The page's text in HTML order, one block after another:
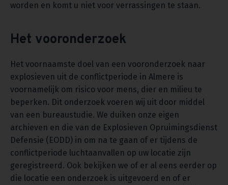
worden en komt u niet voor verrassingen te staan.
Het vooronderzoek
Het voornaamste doel van een vooronderzoek naar
explosieven uit de conflictperiode in Almere is
voornamelijk om risico voor mens, dier en milieu te
beperken. Dit onderzoek voeren wij uit door middel
van een bureaustudie. We duiken onze eigen
archieven en die van de Explosieven Opruimingsdienst
Defensie (EODD) in om na te gaan of er tijdens de
conflictperiode luchtaanvallen op uw locatie zijn
geregistreerd. Ook bekijken we of er al eens eerder op
die locatie een onderzoek is uitgevoerd en of er